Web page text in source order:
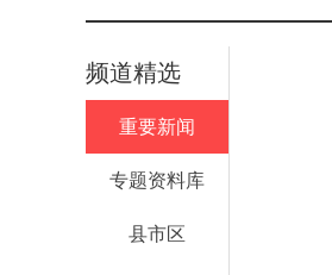
频道精选
重要新闻
专题资料库
县市区